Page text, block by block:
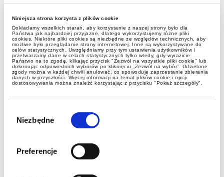
Niniejsza strona korzysta z plików cookie
Dokładamy wszelkich starań, aby korzystanie z naszej strony było dla
Państwa jak najbardziej przyjazne, dlatego wykorzystujemy różne pliki
cookies. Niektóre pliki cookies są niezbędne ze względów technicznych, aby
możliwe było przeglądanie strony internetowej. Inne są wykorzystywane do
celów statystycznych. Uwzględniamy przy tym ustawienia użytkowników i
przetwarzamy dane w celach statystycznych tylko wtedy, gdy wyrazicie
Państwo na to zgodę, klikając przycisk "Zezwól na wszystkie pliki cookie" lub
dokonując odpowiednich wyborów po kliknięciu „Zezwól na wybór”. Udzielone
zgody można w każdej chwili anulować, co spowoduje zaprzestanie zbierania
danych w przyszłości. Więcej informacji na temat plików cookie i opcji
dostosowywania można znaleźć korzystając z przycisku "Pokaż szczegóły".
zgody
Niezbędne
Preferencje
Lexplorers
Czy majątek fundacji rodzinnej
jest też jej mieniem? Kilka słów o
spisie mienia fundacji rodzinnej